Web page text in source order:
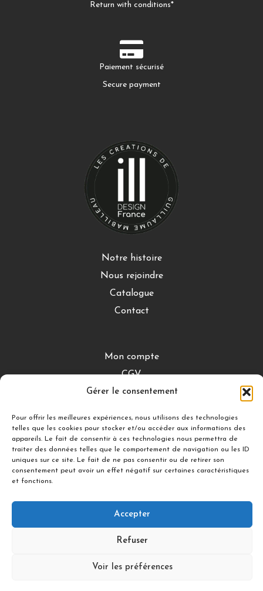
Gérer le consentement
Pour offrir les meilleures expériences, nous utilisons des technologies
telles que les cookies pour stocker et/ou accéder aux informations des
appareils. Le fait de consentir à ces technologies nous permettra de
traiter des données telles que le comportement de navigation ou les ID
uniques sur ce site. Le fait de ne pas consentir ou de retirer son
consentement peut avoir un effet négatif sur certaines caractéristiques
et fonctions.
Accepter
Refuser
Voir les préférences
Return with conditions*
Paiement sécurisé
Secure payment
Notre histoire
Nous rejoindre
Catalogue
Contact
Mon compte
CGV
Mentions légales
DÉCOUVRIR
Nuances Gourmandes
Suivez-nous
© 2021 illDESIGN-France